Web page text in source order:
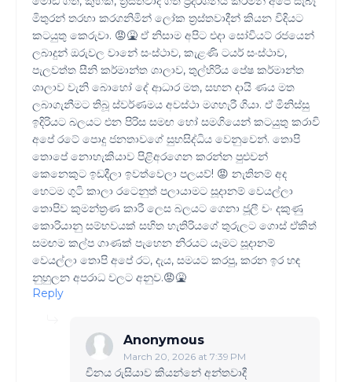
මිතුරන් තරහා කරගනිමින් ලෝක ත්‍රස්තවාදීන් කියන විදියට
කටයුතු කෙරුවා. 😡🤮 ඒ නිසාම අපිට එදා සෝවියට් රජයෙන්
ලබාදුන් ඔරුවල වානේ සංස්ථාව, කැළණි ටයර් සංස්ථාව,
පැලවත්ත සීනි කර්මාන්ත ශාලාව, තුල්හිරිය පේෂ කර්මාන්ත
ශාලාව වැනි බොහෝ දේ ආධාර මත, සහන දායි ණය මත
ලබාගැනීමට තිබූ ස්වර්ණමය අවස්ථා මගහැරී ගියා. ඒ මිනිස්සු
ඉදිරියට බලයට එන පිරිස සමඟ හෝ සමගියෙන් කටයුතු කරාවි
අපේ රටේ පොදු ජනතාවගේ සුභසිද්ධිය වෙනුවෙන්. තොපි
තොපේ නොහැකියාව පිළිඅරගෙන කරන්න පුළුවන්
කෙනෙකුට ඉඩදීලා ඉවත්වෙලා පලයව්! 😡 නැතිනම් අද
හෙටම ගුටි කාලා රටෙනුත් පලායාමට සූදානම් වෙයල්ලා
තොපිව කුමන්ත්‍රණ කාරී ලෙස බලයට ගෙනා ජූලී චං දකුණු
කොරියානු සම්භවයක් සහිත හැතිරියගේ තුරුලට ගොස් ඒකිත්
සමඟම කල්ප ගාණක් පැහෙන නිරයට යෑමට සූදානම්
වෙයල්ලා තොපි අපේ රට, දැය, සමයට කරපු, කරන ඉර හඳ
නුහුලන අපරාධ වලට අනුව.😡🤮
Reply
Anonymous
March 20, 2026 at 7:39 PM
චිනය රුසියාව කියන්නේ අන්තවාදී